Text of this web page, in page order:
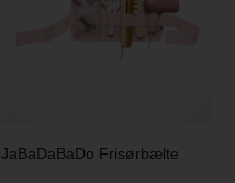
JaBaDaBaDo Frisørbælte